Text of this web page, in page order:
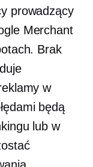
prowadzący
Merchant
Brak
w
będą
lub w